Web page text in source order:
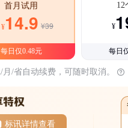
首月试用
¥14.9 ¥39
每日仅0.48元
12
¥
每日
月/省自动续费，可随时取消。
标讯详情查看